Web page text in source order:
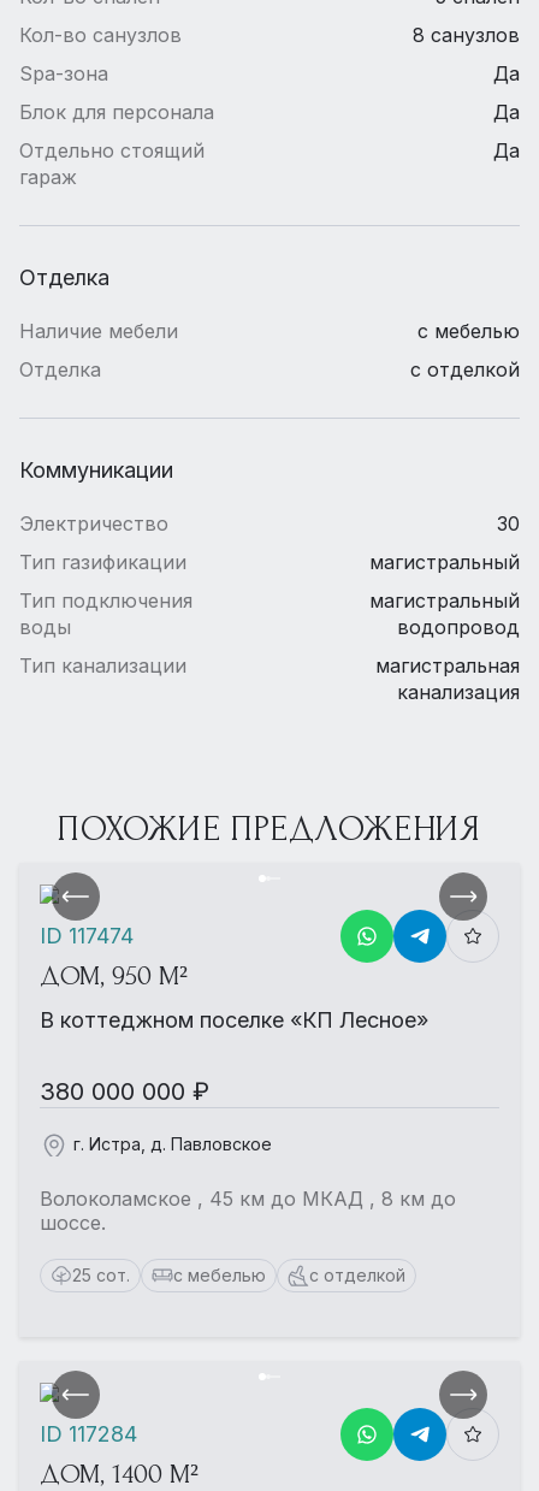
Кол-во санузлов
8 санузлов
Spa-зона
Да
Блок для персонала
Да
Отдельно стоящий
гараж
Да
Отделка
Наличие мебели
с мебелью
Отделка
с отделкой
Коммуникации
Электричество
30
Тип газификации
магистральный
Тип подключения
воды
магистральный
водопровод
Тип канализации
магистральная
канализация
ПОХОЖИЕ ПРЕДЛОЖЕНИЯ
ДОМ, 950 М²
В коттеджном поселке «КП Лесное»
380 000 000 ₽
г. Истра, д. Павловское
Волоколамское , 45 км до МКАД , 8 км до
шоссе.
25 сот. с мебелью с отделкой
ID 117474
ДОМ, 1400 М²
ID 117284